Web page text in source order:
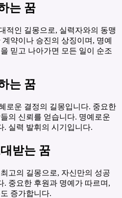
는 꿈
적인 길몽으로, 실력자와의 동맹
약이나 승진의 상징이며, 명예
믿고 나아가면 모든 일이 순조
는 꿈
로운 결정의 길몽입니다. 중요한
의 신뢰를 얻습니다. 명예로운
. 실력 발휘의 시기입니다.
받는 꿈
고의 길몽으로, 자신만의 성공
. 중요한 후원과 명예가 따르며,
증가합니다.